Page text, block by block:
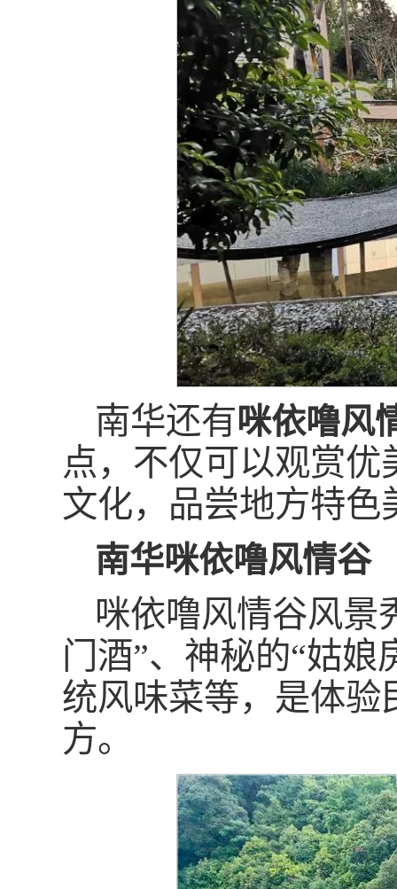
南华还有咪依噜风
点，不仅可以观赏
文化，品尝地方特色
南华咪依噜风情谷
咪依噜风情谷风景
门酒”、神秘的“姑
统风味菜等，是体验
方。